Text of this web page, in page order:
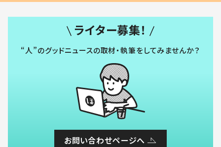
ライター募集！
“人”のグッドニュースの取材・執筆をしてみませんか？
お問い合わせページへ